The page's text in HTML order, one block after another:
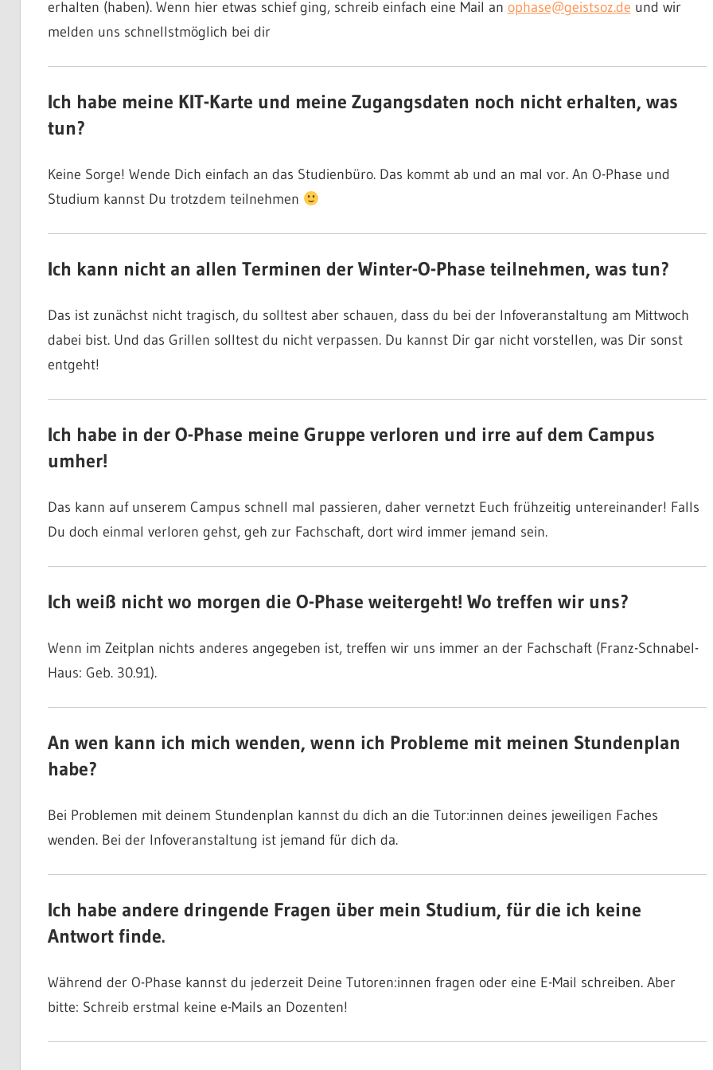
erhalten (haben). Wenn hier etwas schief ging, schreib einfach eine Mail an ophase@geistsoz.de und wir
melden uns schnellstmöglich bei dir
Ich habe meine KIT-Karte und meine Zugangsdaten noch nicht erhalten, was
tun?
Keine Sorge! Wende Dich einfach an das Studienbüro. Das kommt ab und an mal vor. An O-Phase und
Studium kannst Du trotzdem teilnehmen
Ich kann nicht an allen Terminen der Winter-O-Phase teilnehmen, was tun?
Das ist zunächst nicht tragisch, du solltest aber schauen, dass du bei der Infoveranstaltung am Mittwoch
dabei bist. Und das Grillen solltest du nicht verpassen. Du kannst Dir gar nicht vorstellen, was Dir sonst
entgeht!
Ich habe in der O-Phase meine Gruppe verloren und irre auf dem Campus
umher!
Das kann auf unserem Campus schnell mal passieren, daher vernetzt Euch frühzeitig untereinander! Falls
Du doch einmal verloren gehst, geh zur Fachschaft, dort wird immer jemand sein.
Ich weiß nicht wo morgen die O-Phase weitergeht! Wo treffen wir uns?
Wenn im Zeitplan nichts anderes angegeben ist, treffen wir uns immer an der Fachschaft (Franz-Schnabel-
Haus: Geb. 30.91).
An wen kann ich mich wenden, wenn ich Probleme mit meinen Stundenplan
habe?
Bei Problemen mit deinem Stundenplan kannst du dich an die Tutor:innen deines jeweiligen Faches
wenden. Bei der Infoveranstaltung ist jemand für dich da.
Ich habe andere dringende Fragen über mein Studium, für die ich keine
Antwort finde.
Während der O-Phase kannst du jederzeit Deine Tutoren:innen fragen oder eine E-Mail schreiben. Aber
bitte: Schreib erstmal keine e-Mails an Dozenten!